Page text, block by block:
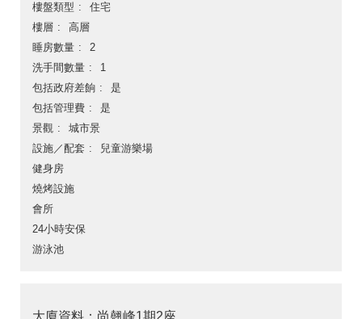
樓盤類型
住宅
樓層
高層
睡房數量
2
洗手間數量
1
包括政府差餉
是
包括管理費
是
景觀
城市景
設施／配套
兒童游樂場
健身房
燒烤設施
會所
24小時安保
游泳池